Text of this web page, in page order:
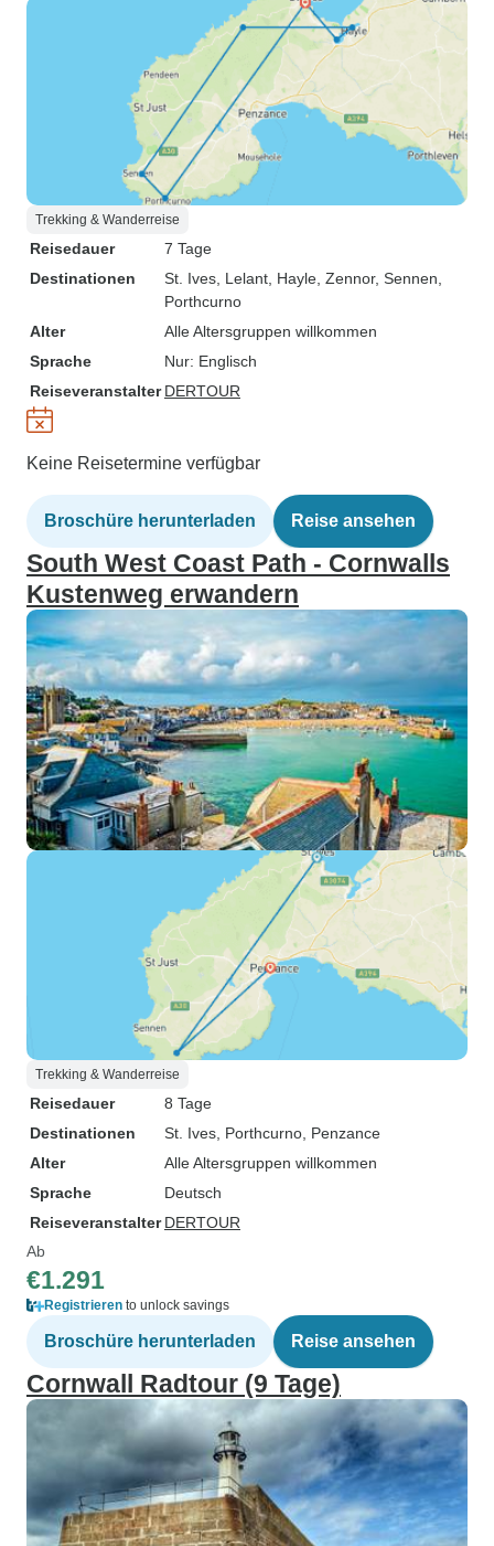
Trekking & Wanderreise
Reisedauer
7 Tage
Destinationen
St. Ives , Lelant , Hayle , Zennor, Sennen
Porthcurno
Alter
Alle Altersgruppen willkommen
Sprache
Nur: Englisch
Reiseveranstalter DERTOUR
Keine Reisetermine verfügbar
Broschüre herunterladen Reise ansehen
South West Coast Path - Cornwalls
Kustenweg erwandern
Trekking & Wanderreise
Reisedauer
8 Tage
Destinationen
St. Ives , Porthcurno , Penzance
Alter
Alle Altersgruppen willkommen
Sprache
Deutsch
Reiseveranstalter DERTOUR
Ab
€1.291
Registrieren to unlock savings
Broschüre herunterladen Reise ansehen
Cornwall Radtour (9 Tage)